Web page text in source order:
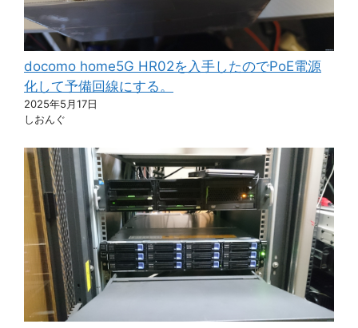
docomo home5G HR02を入手したのでPoE電源
化して予備回線にする。
2025年5月17日
しおんぐ